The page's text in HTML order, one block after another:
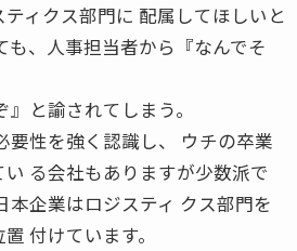
ィクス部門に 配属してほしいと
も、人事担当者から『なんでそ
と諭されてしまう。
要性を強く認識し、 ウチの卒業
る会社もありますが少数派で
企業はロジスティ クス部門を
付けています。